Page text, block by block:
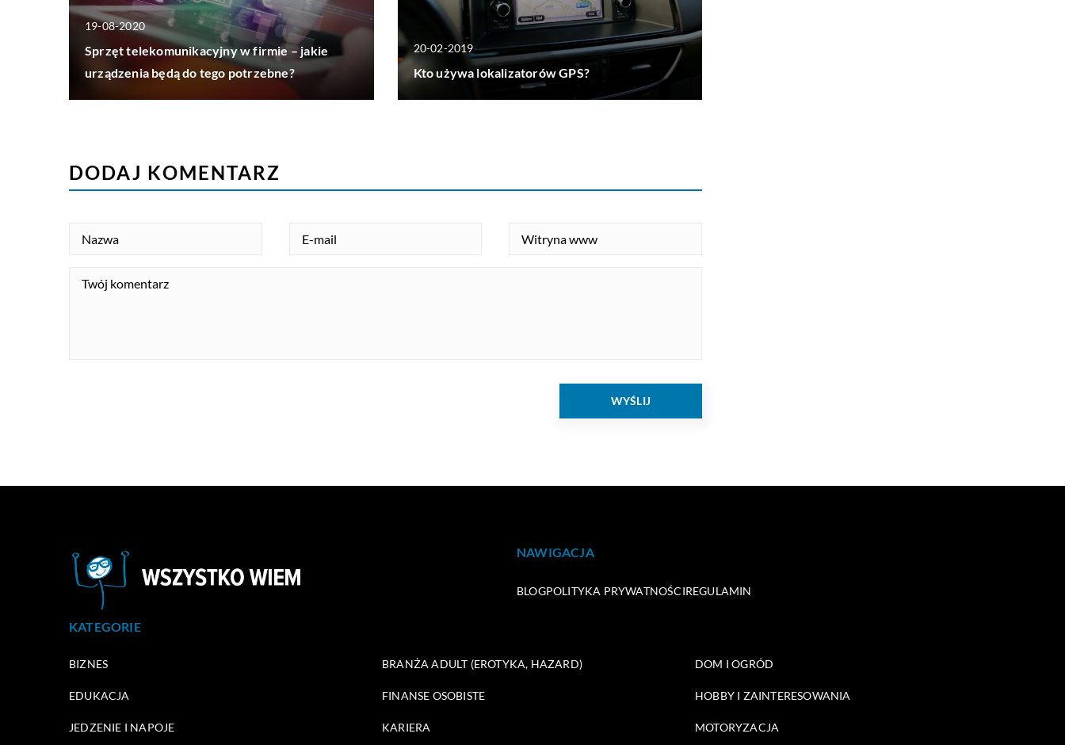
19-08-2020
Sprzęt telekomunikacyjny w firmie – jakie
urządzenia będą do tego potrzebne?
20-02-2019
Kto używa lokalizatorów GPS?
DODAJ KOMENTARZ
NAWIGACJA
BLOGPOLITYKA PRYWATNOŚCIREGULAMIN
KATEGORIE
BIZNES BRANŻA ADULT (EROTYKA, HAZARD) DOM I OGRÓD
EDUKACJA FINANSE OSOBISTE HOBBY I ZAINTERESOWANIA
JEDZENIE I NAPOJE KARIERA MOTORYZACJA